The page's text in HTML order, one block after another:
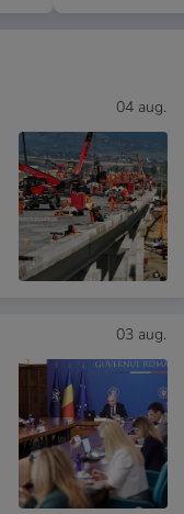
04 aug.
03 aug.